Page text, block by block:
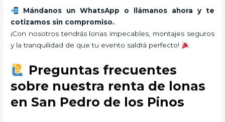
Mándanos un WhatsApp o llámanos ahora y te
cotizamos sin compromiso.
¡Con nosotros tendrás lonas impecables, montajes seguros
y la tranquilidad de que tu evento saldrá perfecto!
Preguntas frecuentes
sobre nuestra renta de lonas
en San Pedro de los Pinos